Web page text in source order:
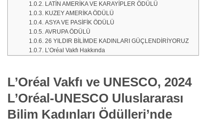
LATİN AMERİKA VE KARAYİPLER ÖDÜLÜ
KUZEY AMERİKA ÖDÜLÜ
ASYA VE PASİFİK ÖDÜLÜ
AVRUPA ÖDÜLÜ
26 YILDIR BİLİMDE KADINLARI GÜÇLENDİRİYORUZ
L’Oréal Vakfı Hakkında
L’Oréal Vakfı ve UNESCO, 2024
L’Oréal-UNESCO Uluslararası
Bilim Kadınları Ödülleri’nde